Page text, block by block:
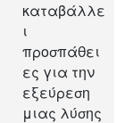
καταβάλλε
ι
προσπάθει
ες για την
εξεύρεση
μιας λύσης